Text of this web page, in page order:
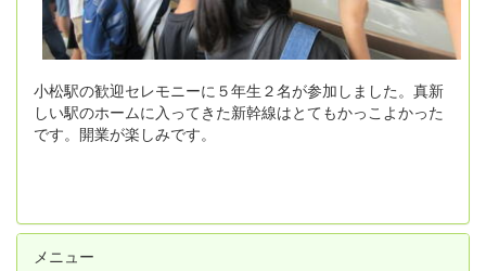
小松駅の歓迎セレモニーに５年生２名が参加しました。真新
しい駅のホームに入ってきた新幹線はとてもかっこよかった
です。開業が楽しみです。
メニュー